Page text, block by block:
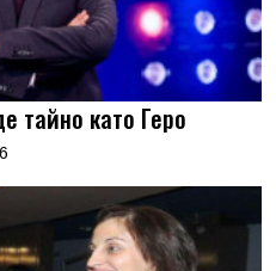
тайно като Геро